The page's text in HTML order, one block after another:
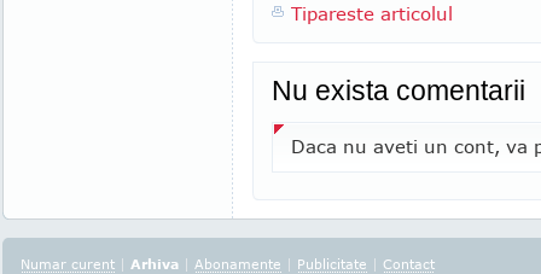
Tipareste articolul
Nu exista comentarii
Daca nu aveti un cont, va
Numar curent | Arhiva | Abonamente | Publicitate | Contact